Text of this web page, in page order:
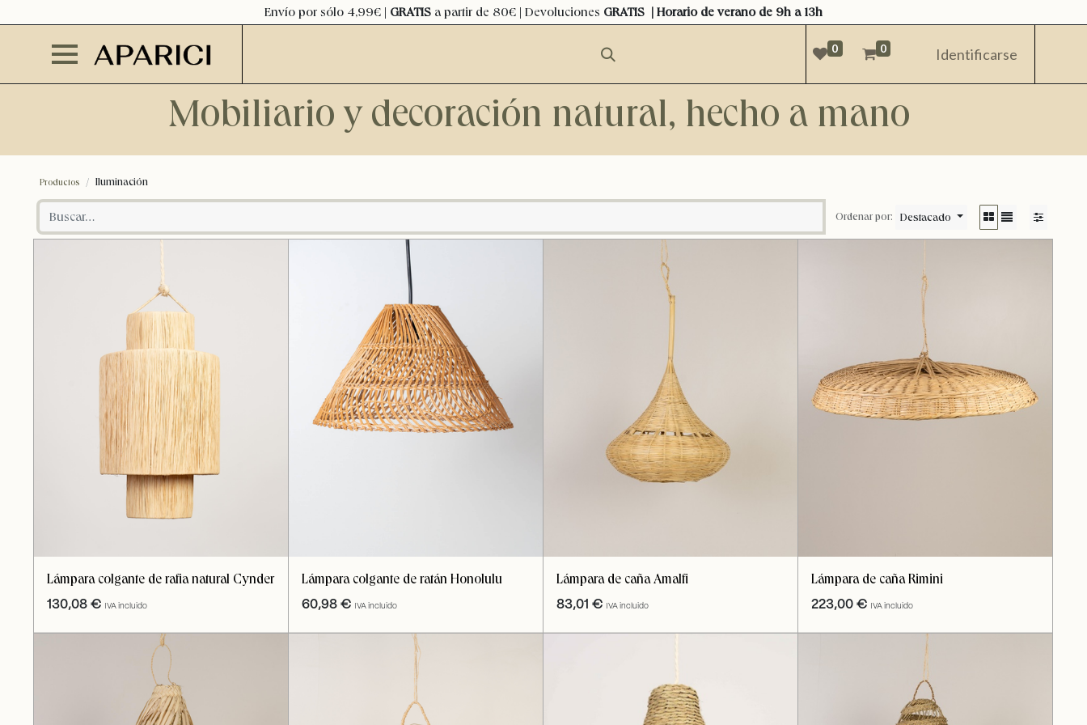
Envío por sólo 4,99€ | GRATIS a partir de 80€ | Devoluciones GRATIS | Horario de verano de 9h a 13h
0 0 Identificarse
Mobiliario y decoración natural, hecho a mano
Productos Iluminación
Ordenar por: Destacado
Lámpara colgante de rafia natural Cynder
130,08 € IVA incluido
Lámpara colgante de ratán Honolulu
60,98 € IVA incluido
Lámpara de caña Amalfi
83,01 € IVA incluido
Lámpara de caña Rimini
223,00 € IVA incluido